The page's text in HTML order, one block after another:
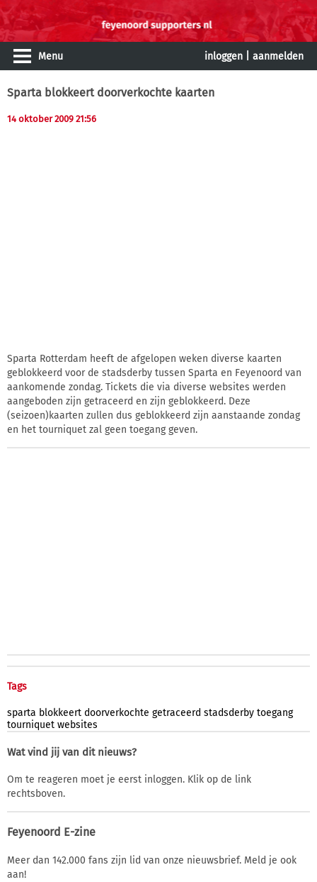
Menu inloggen aanmelden
Sparta blokkeert doorverkochte kaarten
14 oktober 2009 21:56
Sparta Rotterdam heeft de afgelopen weken diverse kaarten
geblokkeerd voor de stadsderby tussen Sparta en Feyenoord van
aankomende zondag. Tickets die via diverse websites werden
aangeboden zijn getraceerd en zijn geblokkeerd. Deze
(seizoen)kaarten zullen dus geblokkeerd zijn aanstaande zondag
en het tourniquet zal geen toegang geven.
Tags
sparta blokkeert doorverkochte getraceerd stadsderby toegang
tourniquet websites
Wat vind jij van dit nieuws?
Om te reageren moet je eerst inloggen. Klik op de link
rechtsboven.
Feyenoord E-zine
Meer dan 142.000 fans zijn lid van onze nieuwsbrief. Meld je ook
aan!